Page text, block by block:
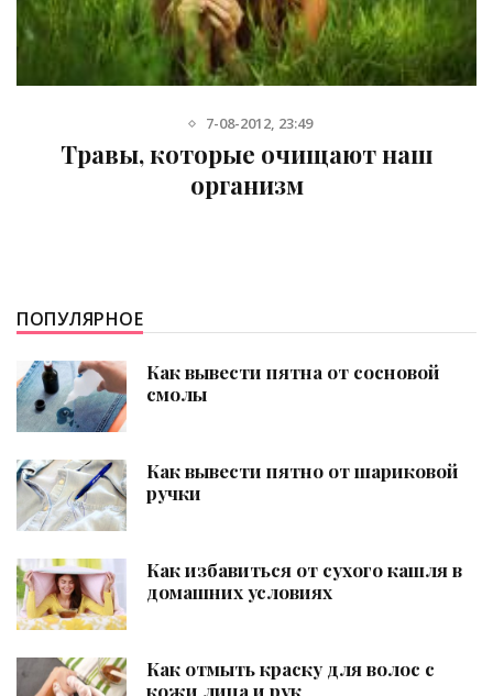
6-08-2014, 12:58
Возможности фармакологии
ПОПУЛЯРНОЕ
Как вывести пятна от сосновой
смолы
Как вывести пятно от шариковой
ручки
Как избавиться от сухого кашля в
домашних условиях
Как отмыть краску для волос с
кожи лица и рук